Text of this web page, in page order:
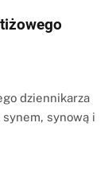
dziennikarza
synową i